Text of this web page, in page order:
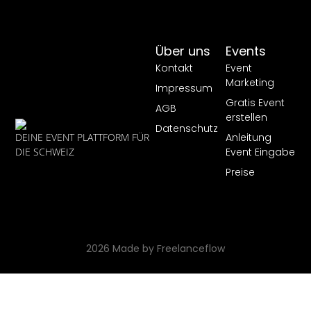
DEINE EVENT PLATTFORM FÜR
DIE SCHWEIZ
Events
Event
Marketing
Gratis Event
erstellen
Anleitung
Event Eingabe
Preise
Über uns
Kontakt
Impressum
AGB
Datenschutz
2026 Made by Freelanceflow